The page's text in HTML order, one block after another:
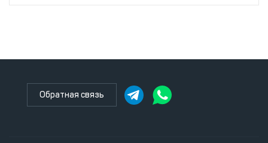
Обратная связь